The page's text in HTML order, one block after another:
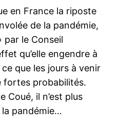
en France la riposte
de la pandémie,
par le Conseil
qu’elle engendre à
que les jours à venir
fortes probabilités.
Coué, il n’est plus
pandémie…